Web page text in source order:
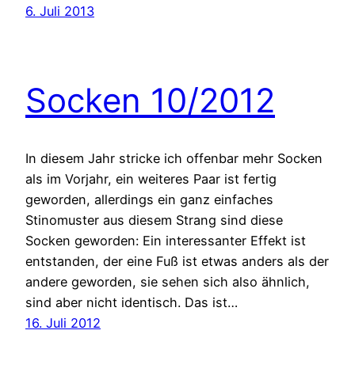
6. Juli 2013
Socken 10/2012
In diesem Jahr stricke ich offenbar mehr Socken
als im Vorjahr, ein weiteres Paar ist fertig
geworden, allerdings ein ganz einfaches
Stinomuster aus diesem Strang sind diese
Socken geworden: Ein interessanter Effekt ist
entstanden, der eine Fuß ist etwas anders als der
andere geworden, sie sehen sich also ähnlich,
sind aber nicht identisch. Das ist…
16. Juli 2012